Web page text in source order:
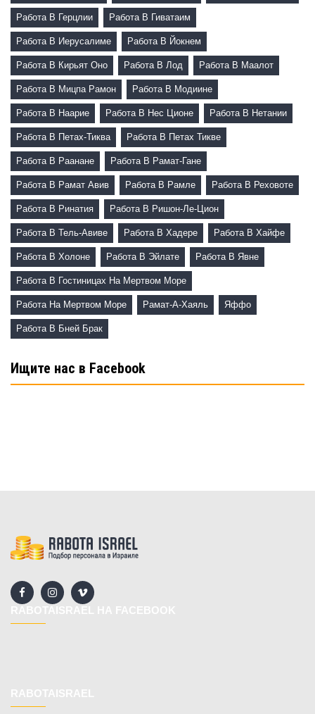
Работа В Герцлии Работа В Гиватаим
Работа В Иерусалиме Работа В Йокнем
Работа В Кирьят Оно Работа В Лод Работа В Маалот
Работа В Мицпа Рамон Работа В Модиине
Работа В Наарие Работа В Нес Ционе Работа В Нетании
Работа В Петах-Тиква Работа В Петах Тикве
Работа В Раанане Работа В Рамат-Гане
Работа В Рамат Авив Работа В Рамле Работа В Реховоте
Работа В Ринатия Работа В Ришон-Ле-Цион
Работа В Тель-Авиве Работа В Хадере Работа В Хайфе
Работа В Холоне Работа В Эйлате Работа В Явне
Работа В Гостиницах На Мертвом Море
Работа На Мертвом Море Рамат-А-Хаяль Яффо
Работа В Бней Брак
Ищите нас в Facebook